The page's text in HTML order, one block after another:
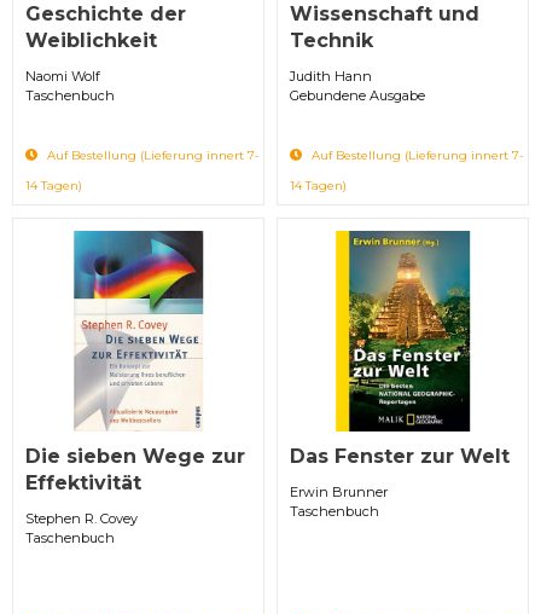
Geschichte der
Weiblichkeit
Naomi Wolf
Taschenbuch
Auf Bestellung (Lieferung innert 7-
14 Tagen)
Wissenschaft und
Technik
Judith Hann
Gebundene Ausgabe
Auf Bestellung (Lieferung innert 7-
14 Tagen)
Die sieben Wege zur
Effektivität
Stephen R. Covey
Taschenbuch
Das Fenster zur Welt
Erwin Brunner
Taschenbuch